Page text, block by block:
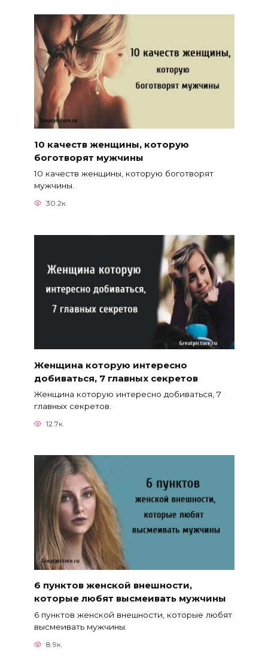
10 качеств женщины, которую
боготворят мужчины
10 качеств женщины, которую боготворят
мужчины.
30.2к.
Женщина которую интересно
добиваться, 7 главных секретов
Женщина которую интересно добиваться, 7
главных секретов.
12.7к.
6 пунктов женской внешности,
которые любят высмеивать мужчины
6 пунктов женской внешности, которые любят
высмеивать мужчины.
8.9к.